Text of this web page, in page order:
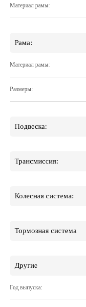
Материал рамы:
Рама:
Материал рамы:
Размеры:
Подвеска:
Трансмиссия:
Колесная система:
Тормозная система
Другие
Год выпуска: